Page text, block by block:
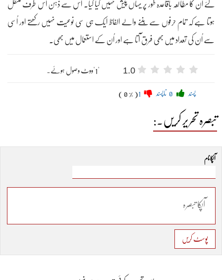
لئے اُن کا مطالعہ باقاعدہ طور پر یہاں پیش نہیں کیا گیا۔ اس سے ذہن اُس طرف منتقل
ہوتا ہے کہ تمام حرفوں سے بننے والے الفاظ ایک ہی سی نوعیت نہیں رکھتے اور اُسی
سے اُن کی تعداد میں بھی فرق آتا ہے اور اُن کے استعمال میں بھی۔
1.0 "1"ووٹ وصول ہوئے۔
پسند ناپسند ( 0 % )
تبصرہ تحریر کریں۔:
آپکا نام
پوسٹ کریں